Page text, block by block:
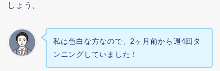
しょう。
私は色白な方なので、2ヶ月前から週4回タ
ンニングしていました！